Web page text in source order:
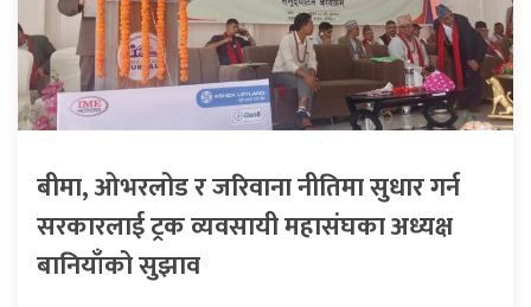
बीमा, ओभरलोड र जरिवाना नीतिमा सुधार गर्न
सरकारलाई ट्रक व्यवसायी महासंघका अध्यक्ष
बानियाँको सुझाव